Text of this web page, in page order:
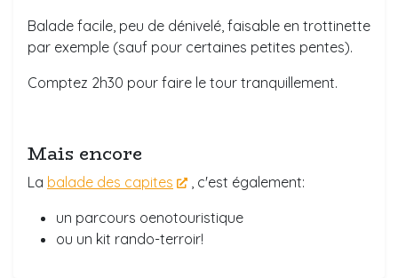
Balade facile, peu de dénivelé, faisable en trottinette
par exemple (sauf pour certaines petites pentes).
Comptez 2h30 pour faire le tour tranquillement.
Mais encore
La balade des capites
, c'est également:
un parcours oenotouristique
ou un kit rando-terroir!